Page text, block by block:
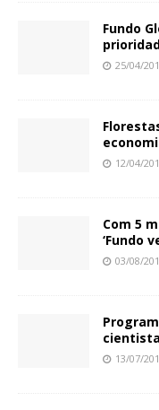
Fundo
25/04/
12/04/
Com 5
‘Fundo
03/08/
13/07/